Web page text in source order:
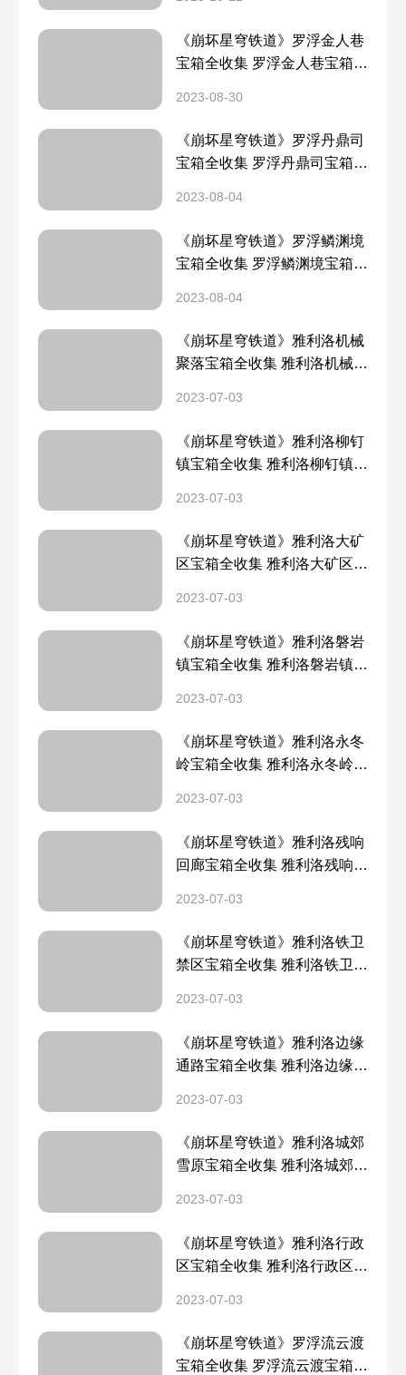
《崩坏星穹铁道》罗浮金人巷
宝箱全收集 罗浮金人巷宝箱分
2023-08-30
《崩坏星穹铁道》罗浮丹鼎司
宝箱全收集 罗浮丹鼎司宝箱分
2023-08-04
《崩坏星穹铁道》罗浮鳞渊境
宝箱全收集 罗浮鳞渊境宝箱分
2023-08-04
《崩坏星穹铁道》雅利洛机械
聚落宝箱全收集 雅利洛机械聚
2023-07-03
《崩坏星穹铁道》雅利洛柳钉
镇宝箱全收集 雅利洛柳钉镇宝
2023-07-03
《崩坏星穹铁道》雅利洛大矿
区宝箱全收集 雅利洛大矿区宝
2023-07-03
《崩坏星穹铁道》雅利洛磐岩
镇宝箱全收集 雅利洛磐岩镇宝
2023-07-03
《崩坏星穹铁道》雅利洛永冬
岭宝箱全收集 雅利洛永冬岭宝
2023-07-03
《崩坏星穹铁道》雅利洛残响
回廊宝箱全收集 雅利洛残响回
2023-07-03
《崩坏星穹铁道》雅利洛铁卫
禁区宝箱全收集 雅利洛铁卫禁
2023-07-03
《崩坏星穹铁道》雅利洛边缘
通路宝箱全收集 雅利洛边缘通
2023-07-03
《崩坏星穹铁道》雅利洛城郊
雪原宝箱全收集 雅利洛城郊雪
2023-07-03
《崩坏星穹铁道》雅利洛行政
区宝箱全收集 雅利洛行政区宝
2023-07-03
《崩坏星穹铁道》罗浮流云渡
宝箱全收集 罗浮流云渡宝箱分